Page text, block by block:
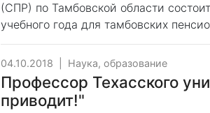
(СПР) по Тамбовской области
учебного года для тамбовских
04.10.2018 Наука, образование
Профессор Техасского
приводит!"